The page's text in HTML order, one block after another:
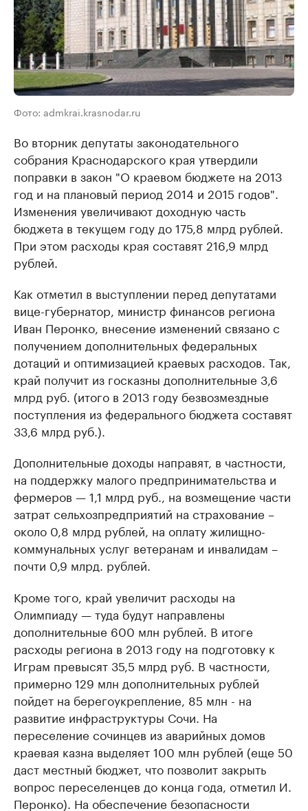
Фото: admkrai.krasnodar.ru
Во вторник депутаты законодательного
собрания Краснодарского края утвердили
поправки в закон "О краевом бюджете на 2013
год и на плановый период 2014 и 2015 годов".
Изменения увеличивают доходную часть
бюджета в текущем году до 175,8 млрд рублей.
При этом расходы края составят 216,9 млрд
рублей.
Как отметил в выступлении перед депутатами
вице-губернатор, министр финансов региона
Иван Перонко, внесение изменений связано с
получением дополнительных федеральных
дотаций и оптимизацией краевых расходов. Так,
край получит из госказны дополнительные 3,6
млрд руб. (итого в 2013 году безвозмездные
поступления из федерального бюджета составят
33,6 млрд руб.).
Дополнительные доходы направят, в частности,
на поддержку малого предпринимательства и
фермеров — 1,1 млрд руб., на возмещение части
затрат сельхозпредприятий на страхование –
около 0,8 млрд рублей, на оплату жилищно-
коммунальных услуг ветеранам и инвалидам –
почти 0,9 млрд. рублей.
Кроме того, край увеличит расходы на
Олимпиаду — туда будут направлены
дополнительные 600 млн рублей. В итоге
расходы региона в 2013 году на подготовку к
Играм превысят 35,5 млрд руб. В частности,
примерно 129 млн дополнительных рублей
пойдет на берегоукрепление, 85 млн - на
развитие инфраструктуры Сочи. На
переселение сочинцев из аварийных домов
краевая казна выделяет 100 млн рублей (еще 50
даст местный бюджет, что позволит закрыть
вопрос переселенцев до конца года, отметил И.
Перонко). На обеспечение безопасности